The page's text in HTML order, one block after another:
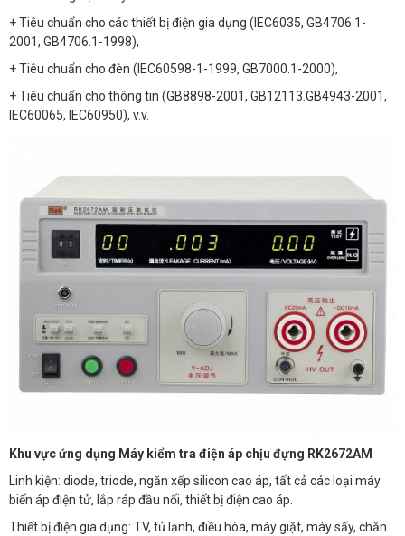
+Tiêu chuẩn cho các thiết bị điện gia dụng (IEC6035, GB4706.1-
2001, GB4706.1-1998),
+Tiêu chuẩn cho đèn (IEC60598-1-1999, GB7000.1-2000),
+Tiêu chuẩn cho thông tin (GB8898-2001, GB12113.GB4943-2001,
IEC60065, IEC60950), v.v.
Khu vực ứng dụng Máy kiểm tra điện áp chịu đựng RK2672AM
Linh kiện: diode, triode, ngăn xếp silicon cao áp, tất cả các loại máy
biến áp điện tử, lắp ráp đầu nối, thiết bị điện cao áp.
Thiết bị điện gia dụng: TV, tủ lạnh, điều hòa, máy giặt, máy sấy, chăn